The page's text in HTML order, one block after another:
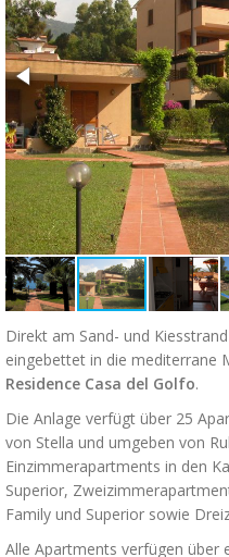
Direkt am Sand- und
eingebettet in die mediterrane
Residence Casa del Golfo.
Die Anlage verfügt über 25
von Stella und umgeben von
Einzimmerapartments in den
Superior,
Family und Superior sowie
Alle Apartments verfügen über